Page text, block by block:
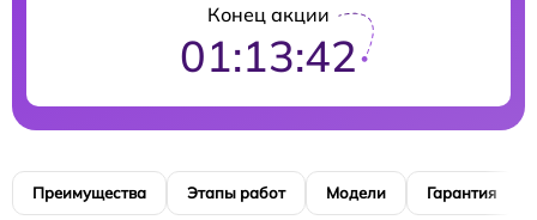
Конец акции
01:13:41
Преимущества Этапы работ Модели Гарантия